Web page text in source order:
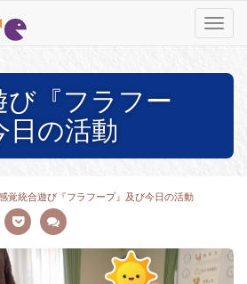
T
o
i
o
び『フラフー
日の活動
覚統合遊び『フラフープ』及び今日の活動